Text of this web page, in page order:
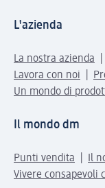
L'azienda
La nostra azienda
Lavora con noi
Un mondo di
Il mondo dm
Punti vendita
Il
Vivere consapevoli